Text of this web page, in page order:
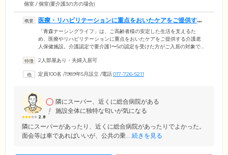
個室 / 個室(要介護3の方の場合)
医療・リハビリテーションに重点をおいたケアをご提供する
施設です
「青森ナーシングライフ」は、ご高齢者様の安定した生活を支えるた
め、医療やリハビリテーションに重点をおいたケアをご提供する介護老
人保健施設。介護認定で要介護1〜5の認定を受けた方がご入居の対象で
医療・福祉の充実」を経営理念に、訪問介護・訪問看護・訪問リハビリ
して、地域の社会福祉に広く貢献しています。館内にはスタッフが24時
2人部屋あり・夫婦入居可
定員100名 /1989年5月設立 /電話017-726-5211
2.8
隣にスーパー、近くに総合病院がある
施設全体に独特な匂いが気になる
隣にスーパーがあったり、近くに総合病院があったりでよかった。
面会等は車であればいいが、公共の乗... 続きを見る